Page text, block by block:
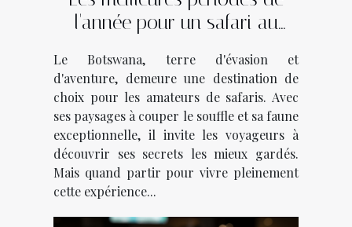
l'année pour un safari au
Le Botswana, terre d'évasion et
d'aventure, demeure une destination de
choix pour les amateurs de safaris. Avec
ses paysages à couper le souffle et sa faune
exceptionnelle, il invite les voyageurs à
découvrir ses secrets les mieux gardés.
Mais quand partir pour vivre pleinement
cette expérience...